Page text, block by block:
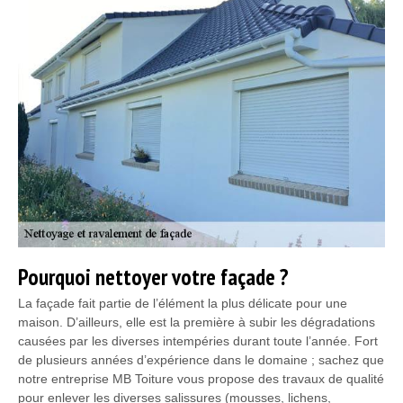
Pourquoi nettoyer votre façade ?
La façade fait partie de l’élément la plus délicate pour une
maison. D’ailleurs, elle est la première à subir les dégradations
causées par les diverses intempéries durant toute l’année. Fort
de plusieurs années d’expérience dans le domaine ; sachez que
notre entreprise MB Toiture vous propose des travaux de qualité
pour enlever les diverses salissures (mousses, lichens,